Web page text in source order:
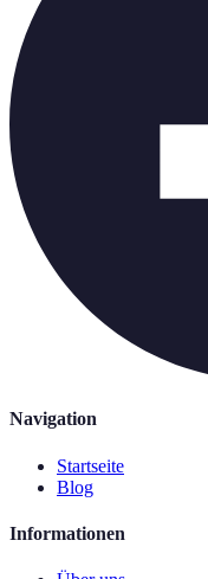
Navigation
Startseite
Blog
Informationen